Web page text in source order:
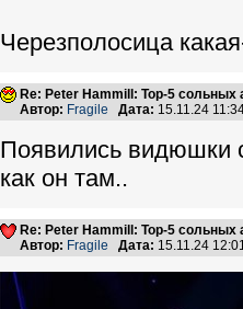
Черезполосица
Re: Peter Hammill: Top-5 сольных
Автор: Fragile Дата: 15.11.24
Появились видюшки
как он там..
Re: Peter Hammill: Top-5 сольных
Автор: Fragile Дата: 15.11.24